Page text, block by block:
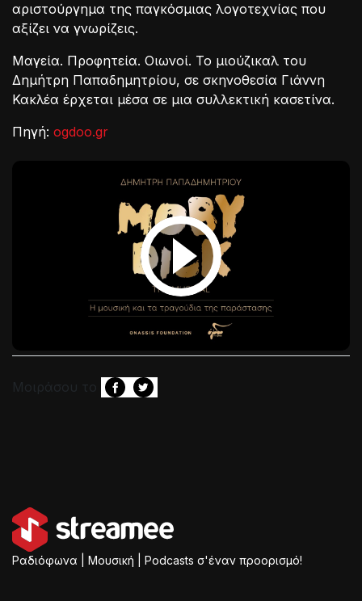
αριστούργημα της παγκόσμιας λογοτεχνίας που
αξίζει να γνωρίζεις.
Μαγεία. Προφητεία. Οιωνοί. Το μιούζικαλ του
Δημήτρη Παπαδημητρίου, σε σκηνοθεσία Γιάννη
Κακλέα έρχεται μέσα σε μια συλλεκτική κασετίνα.
Πηγή: ogdoo.gr
Μοιράσου το
Ραδιόφωνα | Μουσική | Podcasts σ'έναν προορισμό!